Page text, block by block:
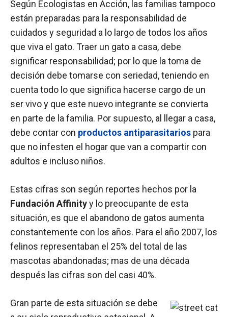
Según Ecologistas en Acción, las familias tampoco
están preparadas para la responsabilidad de
cuidados y seguridad a lo largo de todos los años
que viva el gato. Traer un gato a casa, debe
significar responsabilidad; por lo que la toma de
decisión debe tomarse con seriedad, teniendo en
cuenta todo lo que significa hacerse cargo de un
ser vivo y que este nuevo integrante se convierta
en parte de la familia. Por supuesto, al llegar a casa,
debe contar con productos antiparasitarios para
que no infesten el hogar que van a compartir con
adultos e incluso niños.
Estas cifras son según reportes hechos por la
Fundación Affinityy lo preocupante de esta
situación, es que el abandono de gatos aumenta
constantemente con los años. Para el año 2007, los
felinos representaban el 25% del total de las
mascotas abandonadas; mas de una década
después las cifras son del casi 40%.
Gran parte de esta situación se debe